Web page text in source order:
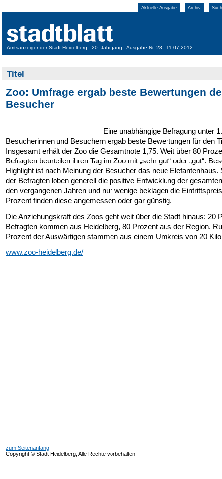
Aktuelle Ausgabe Archiv
Amtsanzeiger der Stadt Heidelberg - 20. Jahrgang - Ausgabe Nr. 28 - 11.07.2012
Titel
Zoo: Umfrage ergab beste Bewertungen
Besucher
Eine unabhängige Befragung unter
Besucherinnen und Besuchern ergab beste Bewertungen für den
Insgesamt erhält der Zoo die Gesamtnote 1,75. Weit über 80
Befragten beurteilen ihren Tag im Zoo mit „sehr gut“ oder „gut“.
Highlight ist nach Meinung der Besucher das neue Elefantenhaus.
der Befragten loben generell die positive Entwicklung der
den vergangenen Jahren und nur wenige beklagen die
Prozent finden diese angemessen oder gar günstig.
Die Anziehungskraft des Zoos geht weit über die Stadt hinaus: 20
Befragten kommen aus Heidelberg, 80 Prozent aus der Region.
Prozent der Auswärtigen stammen aus einem Umkreis von 20
www.zoo-heidelberg.de/
zum Seitenanfang
Copyright © Stadt Heidelberg, Alle Rechte vorbehalten